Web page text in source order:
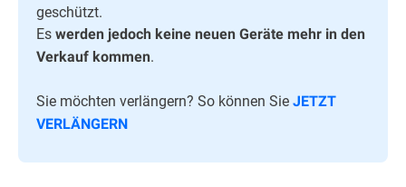
geschützt.
Es werden jedoch keine neuen Geräte mehr in den
Verkauf kommen.
Sie möchten verlängern? So können Sie JETZT
VERLÄNGERN